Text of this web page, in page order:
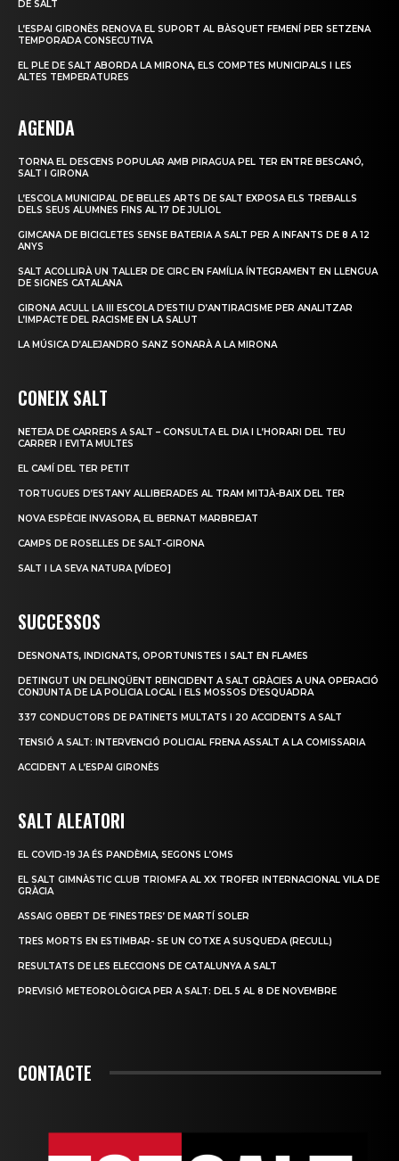
DE SALT
L’ESPAI GIRONÈS RENOVA EL SUPORT AL BÀSQUET FEMENÍ PER SETZENA
TEMPORADA CONSECUTIVA
EL PLE DE SALT ABORDA LA MIRONA, ELS COMPTES MUNICIPALS I LES
ALTES TEMPERATURES
AGENDA
TORNA EL DESCENS POPULAR AMB PIRAGUA PEL TER ENTRE BESCANÓ,
SALT I GIRONA
L’ESCOLA MUNICIPAL DE BELLES ARTS DE SALT EXPOSA ELS TREBALLS
DELS SEUS ALUMNES FINS AL 17 DE JULIOL
GIMCANA DE BICICLETES SENSE BATERIA A SALT PER A INFANTS DE 8 A 12
ANYS
SALT ACOLLIRÀ UN TALLER DE CIRC EN FAMÍLIA ÍNTEGRAMENT EN LLENGUA
DE SIGNES CATALANA
GIRONA ACULL LA III ESCOLA D’ESTIU D’ANTIRACISME PER ANALITZAR
L’IMPACTE DEL RACISME EN LA SALUT
LA MÚSICA D’ALEJANDRO SANZ SONARÀ A LA MIRONA
CONEIX SALT
NETEJA DE CARRERS A SALT – CONSULTA EL DIA I L’HORARI DEL TEU
CARRER I EVITA MULTES
EL CAMÍ DEL TER PETIT
TORTUGUES D’ESTANY ALLIBERADES AL TRAM MITJÀ-BAIX DEL TER
NOVA ESPÈCIE INVASORA, EL BERNAT MARBREJAT
CAMPS DE ROSELLES DE SALT-GIRONA
SALT I LA SEVA NATURA [VÍDEO]
SUCCESSOS
DESNONATS, INDIGNATS, OPORTUNISTES I SALT EN FLAMES
DETINGUT UN DELINQÜENT REINCIDENT A SALT GRÀCIES A UNA OPERACIÓ
CONJUNTA DE LA POLICIA LOCAL I ELS MOSSOS D’ESQUADRA
337 CONDUCTORS DE PATINETS MULTATS I 20 ACCIDENTS A SALT
TENSIÓ A SALT: INTERVENCIÓ POLICIAL FRENA ASSALT A LA COMISSARIA
ACCIDENT A L’ESPAI GIRONÈS
SALT ALEATORI
EL COVID-19 JA ÉS PANDÈMIA, SEGONS L’OMS
EL SALT GIMNÀSTIC CLUB TRIOMFA AL XX TROFER INTERNACIONAL VILA DE
GRÀCIA
ASSAIG OBERT DE ‘FINESTRES’ DE MARTÍ SOLER
TRES MORTS EN ESTIMBAR- SE UN COTXE A SUSQUEDA (RECULL)
RESULTATS DE LES ELECCIONS DE CATALUNYA A SALT
PREVISIÓ METEOROLÒGICA PER A SALT: DEL 5 AL 8 DE NOVEMBRE
CONTACTE